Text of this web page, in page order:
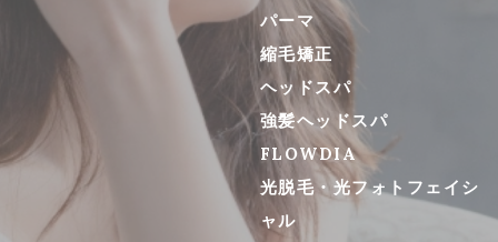
パーマ
縮毛矯正
ヘッドスパ
強髪ヘッドスパ
FLOWDIA
光脱毛・光フォトフェイシ
ャル